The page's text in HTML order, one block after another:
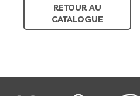
RETOUR AU
CATALOGUE